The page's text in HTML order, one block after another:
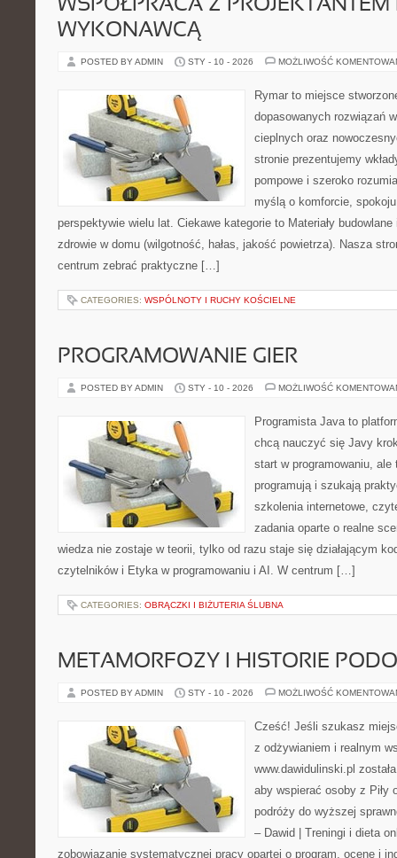
WSPÓŁPRACA Z PROJEKTANTEM
WYKONAWCĄ
POSTED BY ADMIN STY - 10 - 2026 MOŻLIWOŚĆ
Rymar to miejsce
dopasowanych rozwiązań
cieplnych oraz
stronie prezentujemy
pompowe i szeroko
myślą o komforcie,
perspektywie wielu lat. Ciekawe kategorie to Materiały
zdrowie w domu (wilgotność, hałas, jakość powietrza). Nasza
centrum zebrać praktyczne […]
CATEGORIES: WSPÓLNOTY I RUCHY KOŚCIELNE
PROGRAMOWANIE GIER
POSTED BY ADMIN STY - 10 - 2026 MOŻLIWOŚĆ
Programista Java to
chcą nauczyć się Javy
start w programowaniu,
programują i szukają
szkolenia internetowe,
zadania oparte o realne
wiedza nie zostaje w teorii, tylko od razu staje się działającym
czytelników i Etyka w programowaniu i AI. W centrum […]
CATEGORIES: OBRĄCZKI I BIŻUTERIA ŚLUBNA
METAMORFOZY I HISTORIE
POSTED BY ADMIN STY - 10 - 2026 MOŻLIWOŚĆ
Cześć! Jeśli szukasz
z odżywianiem i realnym
www.dawidulinski.pl
aby wspierać osoby z Piły
podróży do wyższej
– Dawid | Treningi i dieta
zobowiązanie systematycznej pracy opartej o program, ocenę i